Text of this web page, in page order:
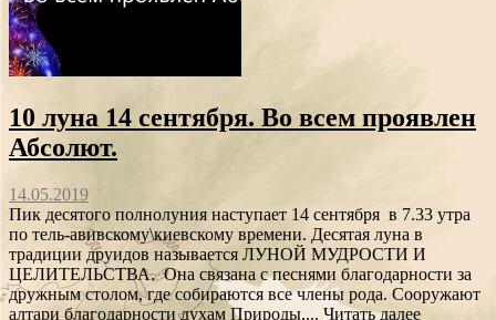
10 луна 14 сентября. Во всем проявлен
Абсолют.
14.05.2019
Пик десятого полнолуния наступает 14 сентября в 7.33 утра
по тель-авивскому\киевскому времени. Десятая луна в
традиции друидов называется ЛУНОЙ МУДРОСТИ И
ЦЕЛИТЕЛЬСТВА. Она связана с песнями благодарности за
дружным столом, где собираются все члены рода. Сооружают
алтари благодарности духам Природы,... Читать далее